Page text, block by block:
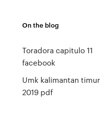
On the blog
Toradora capitulo 11
facebook
Umk kalimantan timur
2019 pdf